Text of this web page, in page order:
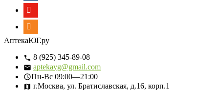
АптекаЮГ.ру
8 (925) 345-89-08
aptekayg@gmail.com
Пн-Вс 09:00—21:00
г.Москва, ул. Братиславская, д.16, корп.1